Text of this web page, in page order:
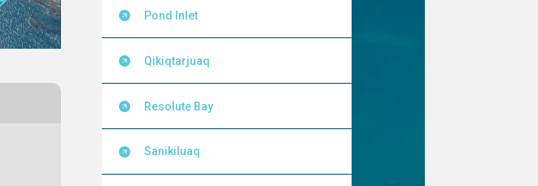
Pond Inlet
Qikiqtarjuaq
Resolute Bay
Sanikiluaq